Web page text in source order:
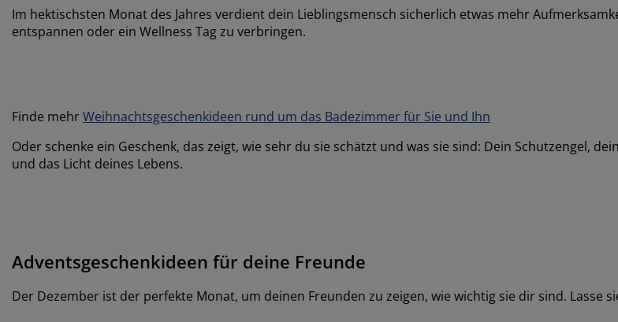
Im hektischsten Monat des Jahres verdient dein Lieblingsmensch sicherlich etwas mehr
entspannen oder ein Wellness Tag zu verbringen.
Finde mehrWeihnachtsgeschenkideen rund um das Badezimmer für Sie und Ihn
Oder schenke ein Geschenk, das zeigt, wie sehr du sie schätzt und was sie sind: Dein Schutzengel,
und das Licht deines Lebens.
Adventsgeschenkideen für deine Freunde
Der Dezember ist der perfekte Monat, um deinen Freunden zu zeigen, wie wichtig sie dir sind. Lasse